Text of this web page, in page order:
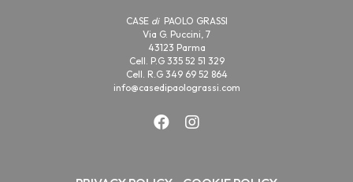
CASE diPAOLO GRASSI
Via G. Puccini, 7
43123 Parma
Cell. P.G 335 52 51 329
Cell. R.G 349 69 52 864
info@casedipaolograssi.com